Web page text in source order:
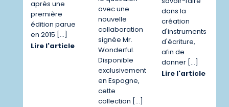
après une
première
édition parue
en 2015 […]
Lire l'article
avec une
nouvelle
collaboration
signée Mr.
Wonderful.
Disponible
exclusivement
en Espagne,
cette
collection […]
dans la
création
d'instruments
d'écriture,
afin de
donner […]
Lire l'article